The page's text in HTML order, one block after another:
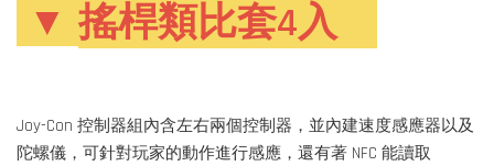
▼ 搖桿類比套4入
Joy-Con 控制器組內含左右兩個控制器，並內建速度感應器以及
陀螺儀，可針對玩家的動作進行感應，還有著 NFC 能讀取